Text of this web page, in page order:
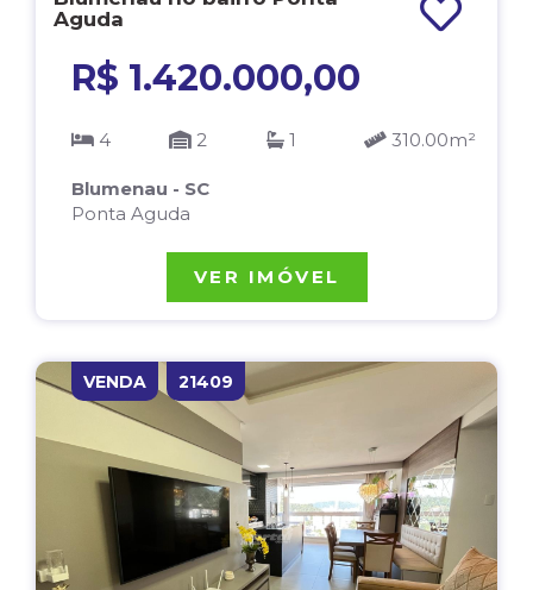
Aguda
R$ 1.420.000,00
4 2 1 310.00m²
Blumenau - SC
Ponta Aguda
VER IMÓVEL
VENDA 21409